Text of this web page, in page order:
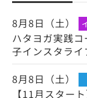
8月8日（土）
ハタヨガ実践
子インスタライ
8月8日（土）
【11月スター